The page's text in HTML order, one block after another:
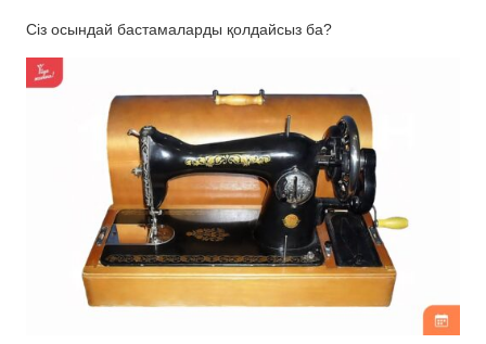
Сіз осындай бастамаларды қолдайсыз ба?